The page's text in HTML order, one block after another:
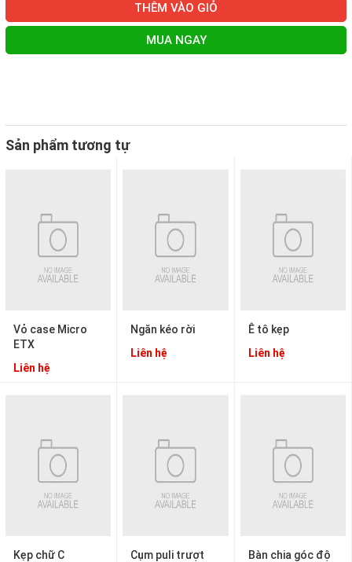
THÊM VÀO GIỎ
MUA NGAY
Sản phẩm tương tự
Vỏ case Micro
ETX
Liên hệ
Ngăn kéo rời
Liên hệ
Ê tô kẹp
Liên hệ
Kẹp chữ C
Cụm puli trượt
Bàn chia góc độ